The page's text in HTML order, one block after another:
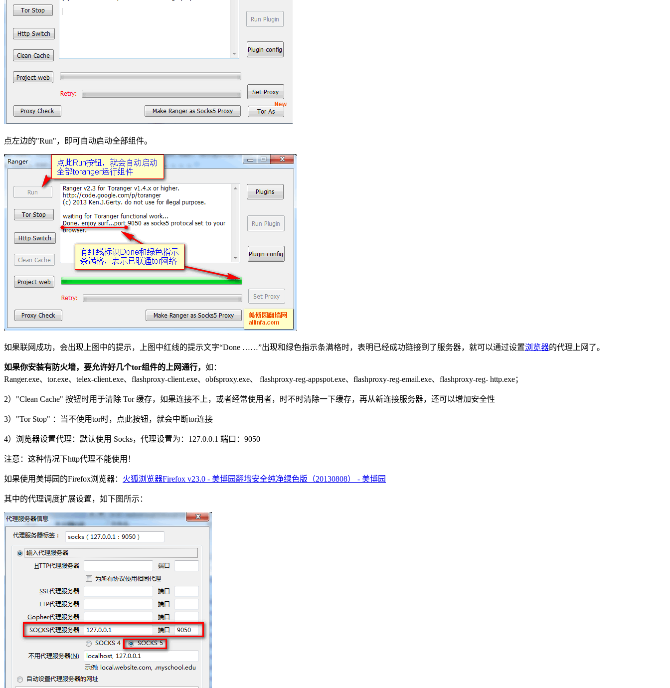
点左边的"Run"，即可自动启动全部组件。
如果联网成功，会出现上图中的提示，上图中红线的提示文字“Done ……”出现和绿色指示条满格时，表明已经成功链接到了服务器，就可以通过设置浏览器的代理上网了。
如果你安装有防火墙，要允许好几个tor组件的上网通行， 如：
Ranger.exe、tor.exe、telex-client.exe、flashproxy-client.exe、obfsproxy.exe、 flashproxy-reg-appspot.exe、flashproxy-reg-email.exe、flashproxy-reg- http.exe；
2）"Clean Cache" 按钮时用于清除 Tor 缓存，如果连接不上，或者经常使用者，时不时清除一下缓存，再从新连接服务器，还可以增加安全性
3）"Tor Stop" ：当不使用tor时，点此按钮，就会中断tor连接
4）浏览器设置代理：默认使用 Socks，代理设置为：127.0.0.1 端口：9050
注意：这种情况下http代理不能使用！
如果使用美博园的Firefox浏览器： 火狐浏览器Firefox v23.0 - 美博园翻墙安全纯净绿色版（20130808） - 美博园
其中的代理调度扩展设置，如下图所示：